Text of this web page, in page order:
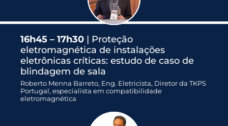
16h45 – 17h30 | Proteção
eletromagnética de instalações
eletrônicas críticas: estudo de caso de
blindagem de sala
Roberto Menna Barreto, Eng. Eletricista, Diretor da TKPS
Portugal, especialista em compatibilidade
eletromagnética